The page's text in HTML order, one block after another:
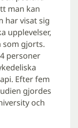
man kan
har visat sig
upplevelser,
som gjorts.
personer
Efter fem
gjordes
och